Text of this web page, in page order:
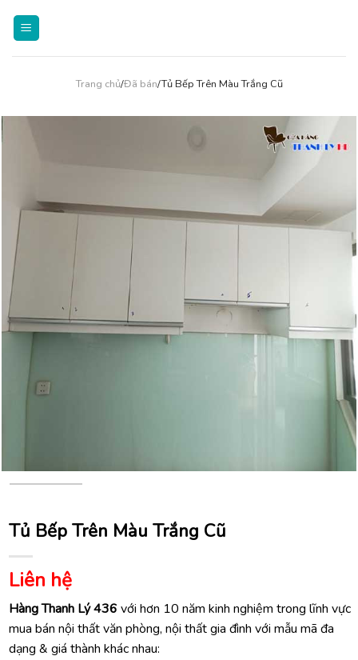
Trang chủ/Đã bán/Tủ Bếp Trên Màu Trắng Cũ
Tủ Bếp Trên Màu Trắng Cũ
Liên hệ
Hàng Thanh Lý 436 với hơn 10 năm kinh nghiệm trong lĩnh vực
mua bán nội thất văn phòng, nội thất gia đình với mẫu mã đa
dạng & giá thành khác nhau: